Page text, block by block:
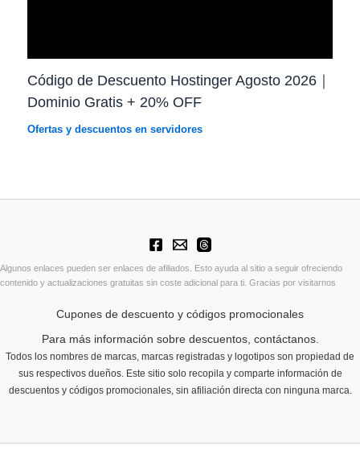
Código de Descuento Hostinger Agosto 2026｜
Dominio Gratis + 20% OFF
Ofertas y descuentos en servidores
Algunos enlaces pueden ser enlaces de afiliados. Esto ayuda al sitio a seguir ofreciendo
contenido y actualizaciones gratuitas sin coste adicional para ti. Gracias por visitarnos
Cupones de descuento y códigos promocionales
Para más información sobre descuentos, contáctanos.
Todos los nombres de marcas, marcas registradas y logotipos son propiedad de
sus respectivos dueños. Este sitio solo recopila y comparte información de
descuentos y códigos promocionales, sin afiliación directa con ninguna marca.